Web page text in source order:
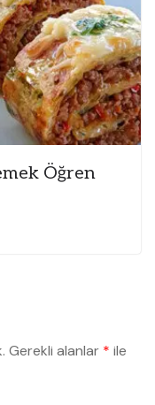
Öğren
Gerekli alanlar * ile